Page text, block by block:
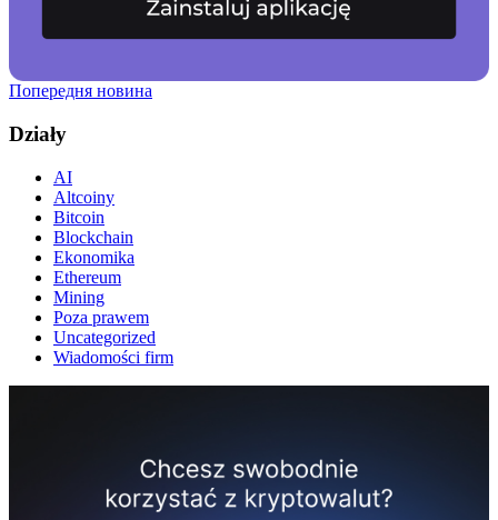
Попередня новина
Działy
AI
Altcoiny
Bitcoin
Blockchain
Ekonomika
Ethereum
Mining
Poza prawem
Uncategorized
Wiadomości firm